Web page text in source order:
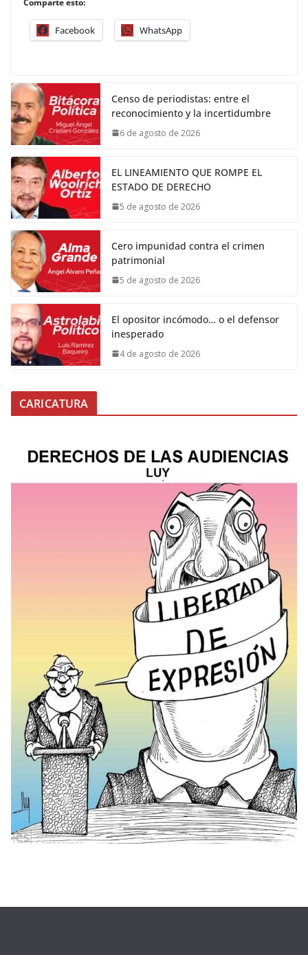
Facebook WhatsApp
Censo de periodistas: entre el
reconocimiento y la incertidumbre
6 de agosto de 2026
EL LINEAMIENTO QUE ROMPE EL
ESTADO DE DERECHO
5 de agosto de 2026
Cero impunidad contra el crimen
patrimonial
5 de agosto de 2026
El opositor incómodo… o el defensor
inesperado
4 de agosto de 2026
CARICATURA